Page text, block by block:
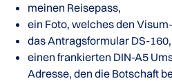
meinen Reisepass,
ein Foto, welches den
das Antragsformular DS-160,
einen frankierten DIN-A5
Adresse, den die Botschaft